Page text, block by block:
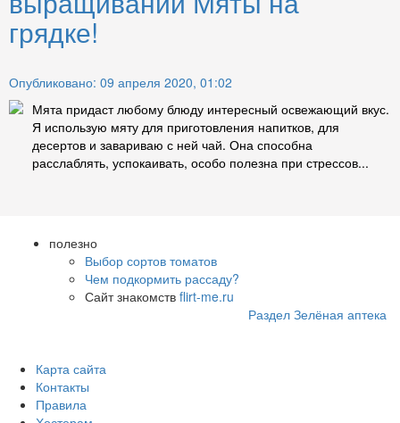
грядке!
Опубликовано: 09 апреля 2020, 01:02
Мята придаст любому блюду интересный освежающий вкус.
Я использую мяту для приготовления напитков, для
десертов и завариваю с ней чай. Она способна
расслаблять, успокаивать, особо полезна при стрессов...
полезно
Выбор сортов томатов
Чем подкормить рассаду?
Сайт знакомств flirt-me.ru
Раздел Зелёная аптека
Карта сайта
Контакты
Правила